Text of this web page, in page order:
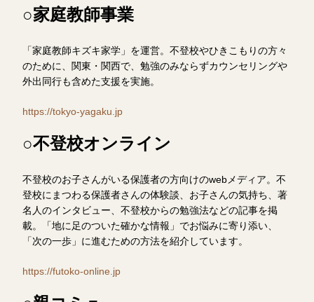
○家庭教師事業
「家庭教師キズキ家学」を運営。不登校やひきこもりの方々
のために、関東・関西で、勉強のみならずカウンセリングや
外出同行も含めた支援を実施。
https://tokyo-yagaku.jp
○不登校オンライン
不登校のお子さんがいる保護者の方向けのwebメディア。不
登校にまつわる保護者さんの体験談、お子さんの気持ち、著
名人のインタビュー、不登校からの勉強法などの記事を掲
載。「地に足のついた確かな情報」でお悩みに寄り添い、
「次の一歩」に進むための方法を紹介しています。
https://futoko-online.jp